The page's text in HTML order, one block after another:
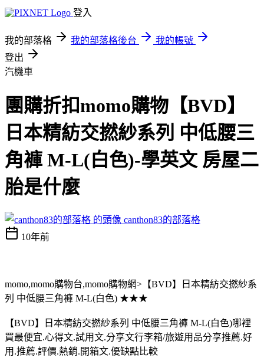
登入
我的部落格 我的部落格後台
我的帳號
登出
汽機車
團購折扣momo購物【BVD】
日本精紡交撚紗系列 中低腰三
角褲 M-L(白色)-學英文 房屋二
胎是什麼
canthon83的部落格
10年前
momo,momo購物台,momo購物網>【BVD】日本精紡交撚紗系
列 中低腰三角褲 M-L(白色) ★★★
【BVD】日本精紡交撚紗系列 中低腰三角褲 M-L(白色)哪裡
買最便宜.心得文.試用文.分享文行李箱/旅遊用品分享推薦.好
用.推薦.評價.熱銷.開箱文.優缺點比較